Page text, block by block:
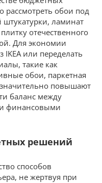
рассмотреть обои под
штукатурки, ламинат
отечественного
Для экономии
или переделать
такие как
обои, паркетная
повышают
баланс между
финансовыми
решений
способов
не жертвуя при